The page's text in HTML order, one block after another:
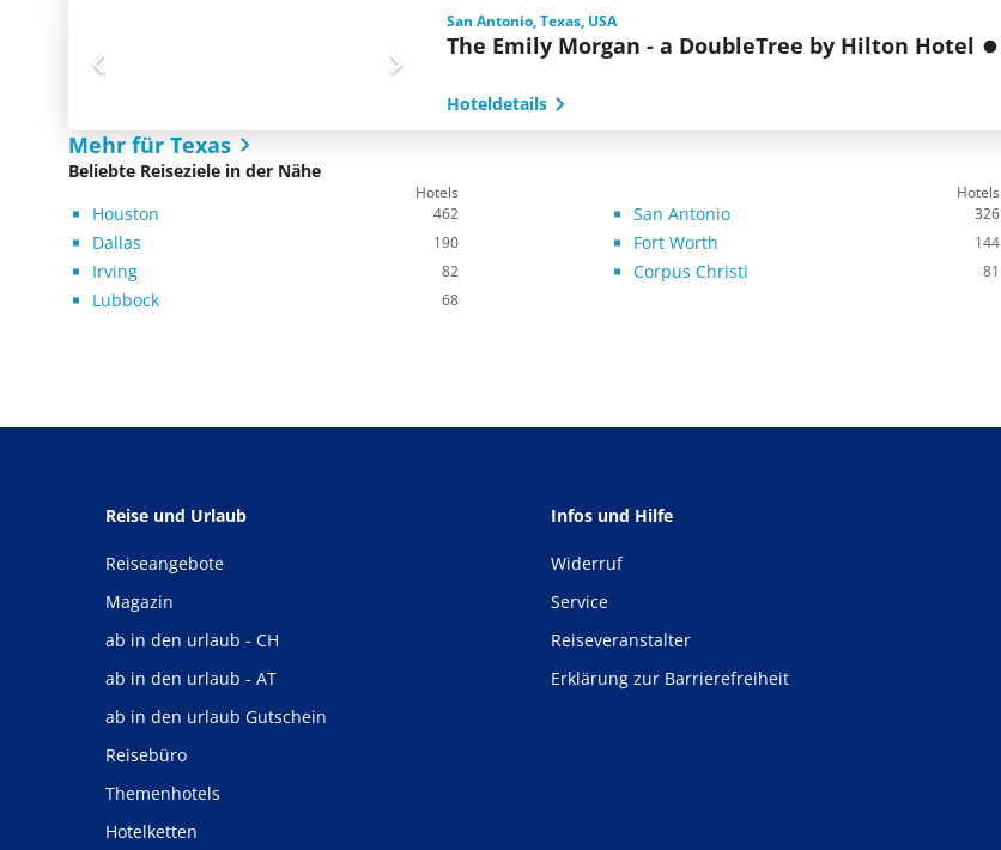
San Antonio, Texas, USA
The Emily Morgan - a DoubleTree by Hilton Hotel
Hoteldetails
Mehr für Texas
Beliebte Reiseziele in der Nähe
Hotels Hotels
Houston 462 San Antonio 326
Dallas 190 Fort Worth 144
Irving 82 Corpus Christi 81
Lubbock 68
Reise und Urlaub
Reiseangebote
Magazin
ab in den urlaub - CH
ab in den urlaub - AT
ab in den urlaub Gutschein
Reisebüro
Themenhotels
Hotelketten
Infos und Hilfe
Widerruf
Service
Reiseveranstalter
Erklärung zur Barrierefreiheit